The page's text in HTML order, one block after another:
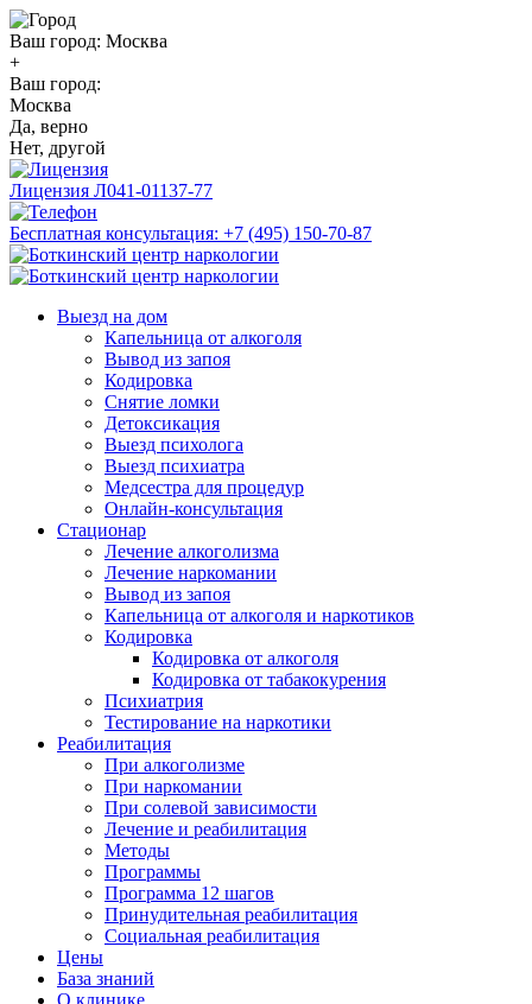
Ваш город: Москва
+
Ваш город:
Москва
Да, верно
Нет, другой
Лицензия Л041-01137-77
Бесплатная консультация: +7 (495) 150-70-87
Выезд на дом
Капельница от алкоголя
Вывод из запоя
Кодировка
Снятие ломки
Детоксикация
Выезд психолога
Выезд психиатра
Медсестра для процедур
Онлайн-консультация
Стационар
Лечение алкоголизма
Лечение наркомании
Вывод из запоя
Капельница от алкоголя и наркотиков
Кодировка
Кодировка от алкоголя
Кодировка от табакокурения
Психиатрия
Тестирование на наркотики
Реабилитация
При алкоголизме
При наркомании
При солевой зависимости
Лечение и реабилитация
Методы
Программы
Программа 12 шагов
Принудительная реабилитация
Социальная реабилитация
Цены
База знаний
О клинике